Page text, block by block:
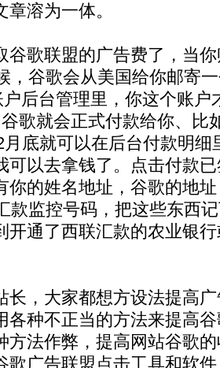
溶为一体。
谷歌联盟的广告费了，当
，谷歌会从美国给你邮寄
后台管理里，你这个账户
歌就会正式付款给你、比
底就可以在后台付款明细
可以去拿钱了。点击付款
你的姓名地址，谷歌的地
款监控号码，把这些东西
开通了西联汇款的农业银
长，大家都想方设法提高
各种不正当的方法来提高
方法作弊，提高网站谷歌
歌广告联盟点击工具和软